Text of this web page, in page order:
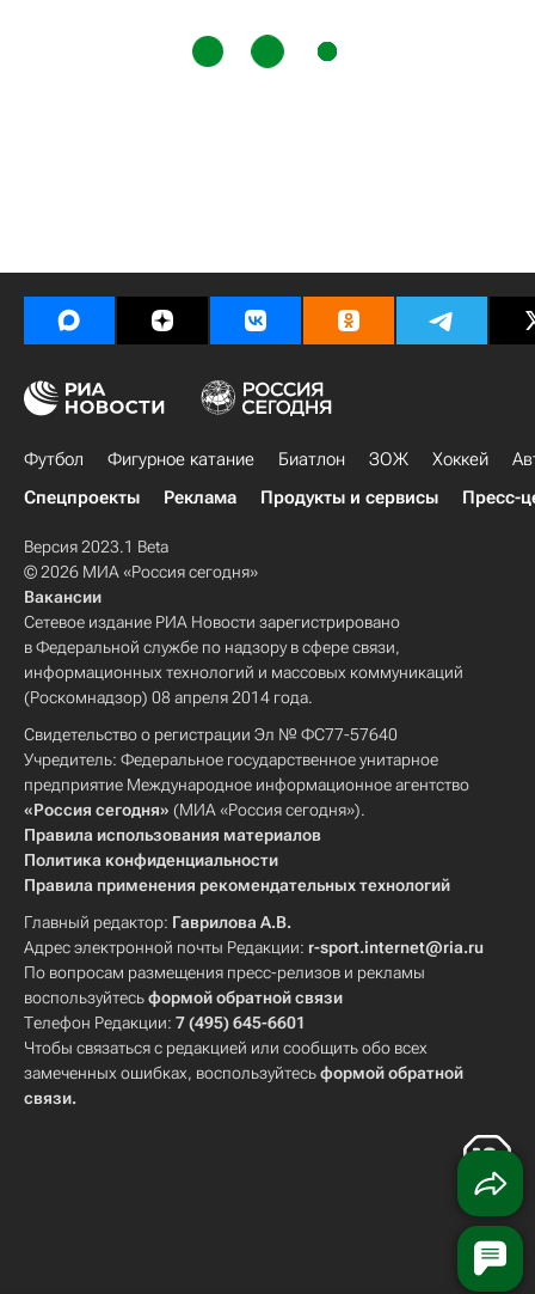
Футбол Фигурное катание Биатлон ЗОЖ Хоккей
Спецпроекты
Реклама Продукты и сервисы Пресс-
Версия 2023.1 Beta
© 2026 МИА «Россия сегодня»
Вакансии
Сетевое издание РИА Новости зарегистрировано
в Федеральной службе по надзору в сфере связи,
информационных технологий и массовых коммуникаций
(Роскомнадзор) 08 апреля 2014 года.
Свидетельство о регистрации Эл № ФС77-57640
Учредитель: Федеральное государственное унитарное
предприятие Международное информационное агентство
«Россия сегодня» (МИА «Россия сегодня»).
Правила использования материалов
Политика конфиденциальности
Правила применения рекомендательных технологий
Главный редактор: Гаврилова А.В.
Адрес электронной почты Редакции: r-sport.internet@ria.ru
По вопросам размещения пресс-релизов и рекламы
воспользуйтесьформой обратной связи
Телефон Редакции: 7 (495) 645-6601
Чтобы связаться с редакцией или сообщить обо всех
замеченных ошибках, воспользуйтесьформой обратной
связи.